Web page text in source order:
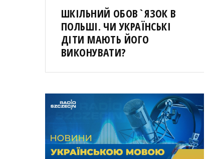
ШКІЛЬНИЙ ОБОВ`ЯЗОК В
ПОЛЬШІ. ЧИ УКРАЇНСЬКІ
ДІТИ МАЮТЬ ЙОГО
ВИКОНУВАТИ?